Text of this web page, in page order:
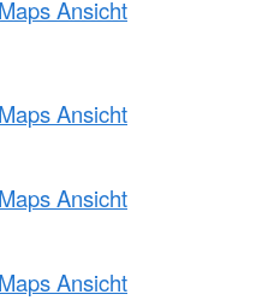
Ansicht
Ansicht
Ansicht
Ansicht